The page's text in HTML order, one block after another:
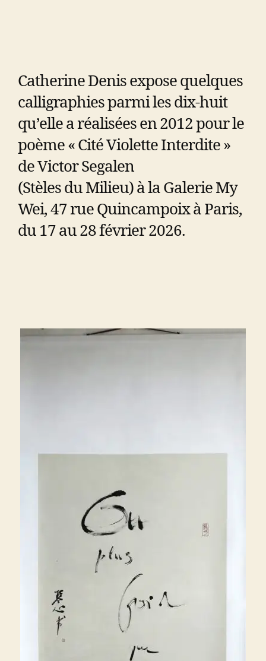
Catherine Denis expose quelques
calligraphies parmi les dix-huit
qu’elle a réalisées en 2012 pour le
poème « Cité Violette Interdite »
de Victor Segalen
(Stèles du Milieu) à la Galerie My
Wei, 47 rue Quincampoix à Paris,
du 17 au 28 février 2026.